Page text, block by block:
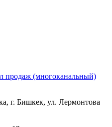
продаж (многоканальный)
г. Бишкек, ул. Лермонтова